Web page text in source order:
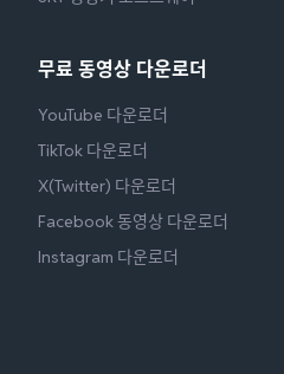
무료 동영상 다운로더
YouTube 다운로더
TikTok 다운로더
X(Twitter) 다운로더
Facebook 동영상 다운로더
Instagram 다운로더